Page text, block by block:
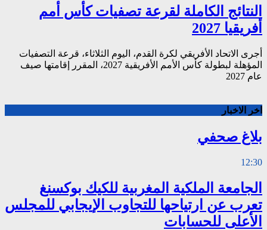
النتائج الكاملة لقرعة تصفيات كأس أمم
أفريقيا 2027
أجرى الاتحاد الأفريقي لكرة القدم، اليوم الثلاثاء، قرعة التصفيات
المؤهلة لبطولة كأس الأمم الأفريقية 2027، المقرر إقامتها صيف
عام 2027
اخر الاخبار
بلاغ صحفي
12:30
الجامعة الملكية المغربية للكيك بوكسنغ
تعرب عن ارتياحها للتجاوب الإيجابي للمجلس
الأعلى للحسابات